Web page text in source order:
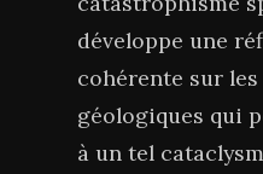
développe une
cohérente sur
géologiques qui
à un tel